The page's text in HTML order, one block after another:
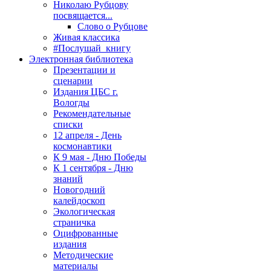
Николаю Рубцову
посвящается...
Слово о Рубцове
Живая классика
#Послушай_книгу
Электронная библиотека
Презентации и
сценарии
Издания ЦБС г.
Вологды
Рекомендательные
списки
12 апреля - День
космонавтики
К 9 мая - Дню Победы
К 1 сентября - Дню
знаний
Новогодний
калейдоскоп
Экологическая
страничка
Оцифрованные
издания
Методические
материалы